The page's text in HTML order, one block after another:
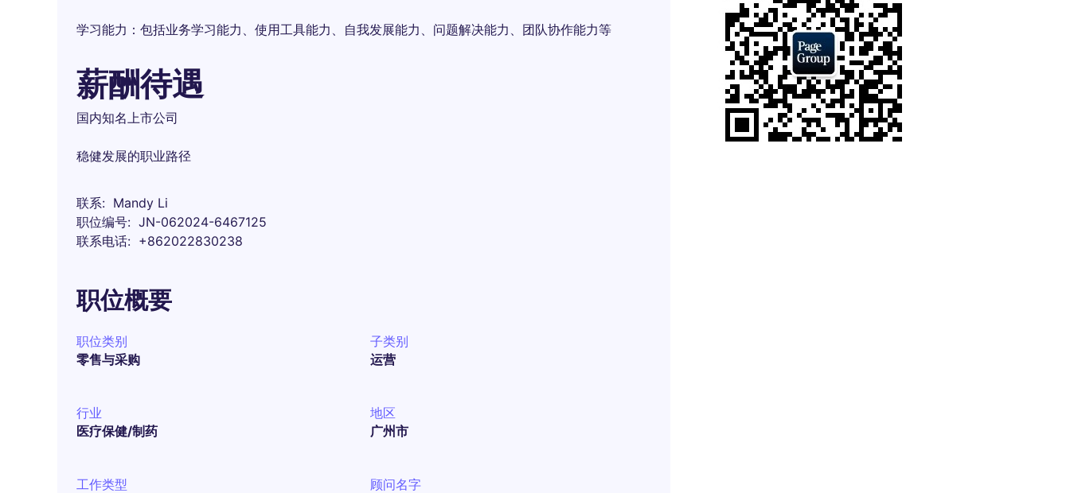
学习能力：包括业务学习能力、使用工具能力、自我发展能力、问题解决能力、团队协作能力等
薪酬待遇
国内知名上市公司
稳健发展的职业路径
联系
Mandy Li
职位编号
JN-062024-6467125
联系电话
+862022830238
职位概要
职位类别
零售与采购
子类别
运营
行业
医疗保健/制药
地区
广州市
工作类型
顾问名字